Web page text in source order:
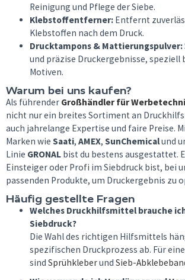
Reinigung und Pflege der Siebe.
Klebstoffentferner: Entfernt
Klebstoffen nach dem Druck.
Drucktampons & Mattierungspulver:
und präzise Druckergebnisse, speziell
Motiven.
Warum bei uns kaufen?
Als führender Großhändler für
nicht nur ein breites Sortiment an
auch jahrelange Expertise und faire Preise.
Marken wie Saati, AMEX, SunChemicalund
Linie GRONAL bist du bestens ausgestattet.
Einsteiger oder Profi im Siebdruck bist, bei
passenden Produkte, um Druckergebnis zu
Häufig gestellte Fragen
Welches Druckhilfsmittel brauche
Siebdruck?
Die Wahl des richtigen Hilfsmittels
spezifischen Druckprozess ab. Für
sind Sprühkleberund Sieb-